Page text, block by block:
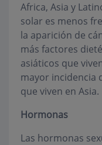
Africa, Asia y
solar es menos
la aparición de
más factores
asiáticos que
mayor incidencia
que viven en Asia.
Hormonas
Las hormonas